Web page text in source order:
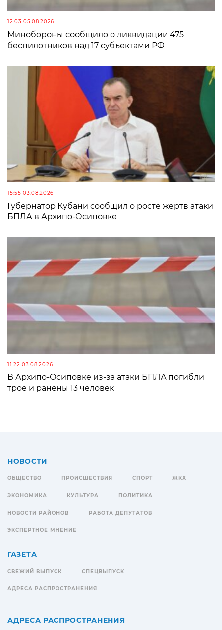
12:03 05.08.2026
Минобороны сообщило о ликвидации 475
беспилотников над 17 субъектами РФ
15:55 03.08.2026
Губернатор Кубани сообщил о росте жертв атаки
БПЛА в Архипо-Осиповке
11:22 03.08.2026
В Архипо-Осиповке из-за атаки БПЛА погибли
трое и ранены 13 человек
НОВОСТИ
ОБЩЕСТВО ПРОИСШЕСТВИЯ СПОРТ ЖКХ
ЭКОНОМИКА КУЛЬТУРА ПОЛИТИКА
НОВОСТИ РАЙОНОВ РАБОТА ДЕПУТАТОВ
ЭКСПЕРТНОЕ МНЕНИЕ
ГАЗЕТА
СВЕЖИЙ ВЫПУСК СПЕЦВЫПУСК
АДРЕСА РАСПРОСТРАНЕНИЯ
АДРЕСА РАСПРОСТРАНЕНИЯ